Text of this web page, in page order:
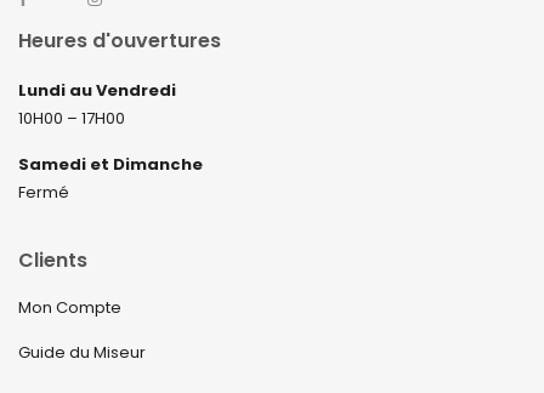
Heures d'ouvertures
Lundi au Vendredi
10H00 – 17H00
Samedi et Dimanche
Fermé
Clients
Mon Compte
Guide du Miseur